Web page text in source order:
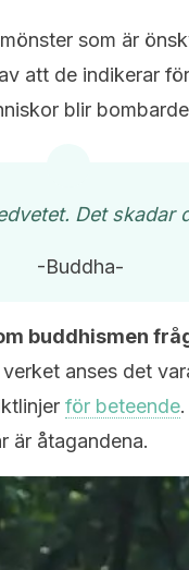
som är
att de indikerar
blir
Det skadar
-Buddha-
buddhismen
verket anses det
för beteende
är åtagandena.